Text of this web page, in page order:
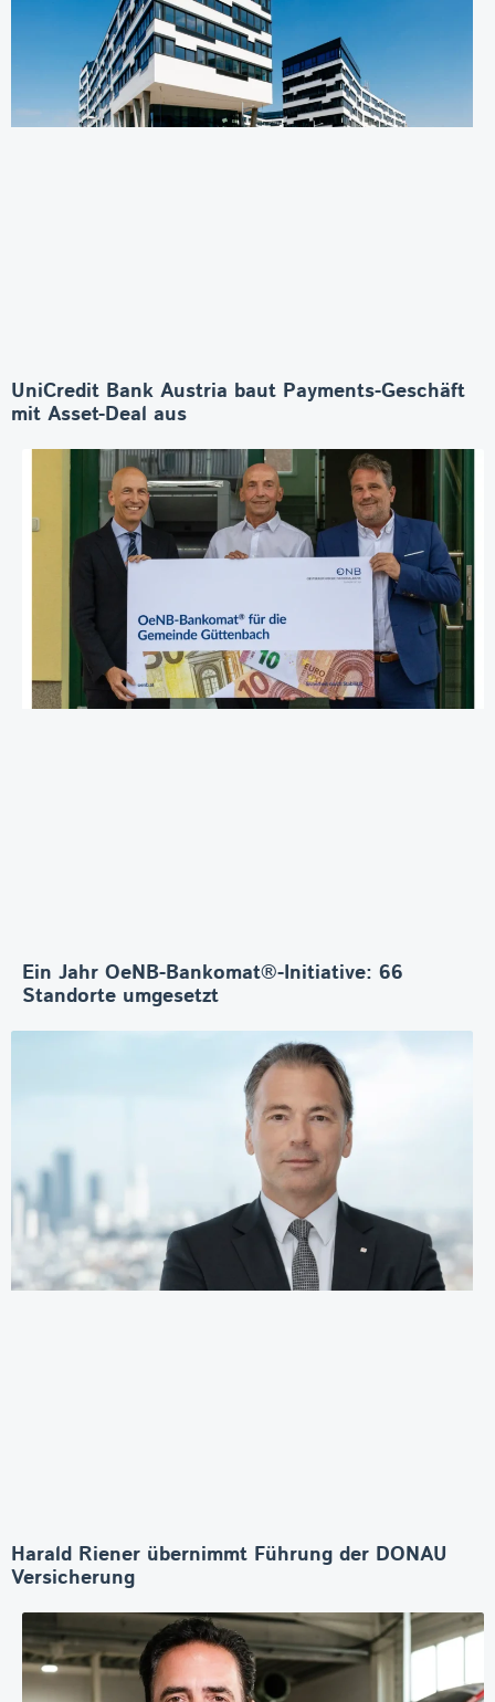
UniCredit Bank Austria baut Payments-Geschäft
mit Asset-Deal aus
Ein Jahr OeNB-Bankomat®-Initiative: 66
Standorte umgesetzt
Harald Riener übernimmt Führung der DONAU
Versicherung